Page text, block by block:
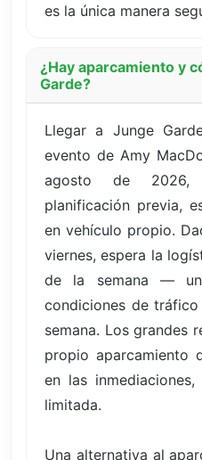
es la única manera
¿Hay aparcamiento y
Garde?
Llegar a Junge
evento de Amy
agosto de
planificación previa,
en vehículo propio.
viernes, espera la
de la semana —
condiciones de
semana. Los grandes
propio aparcamiento
en las
limitada.
Una alternativa al